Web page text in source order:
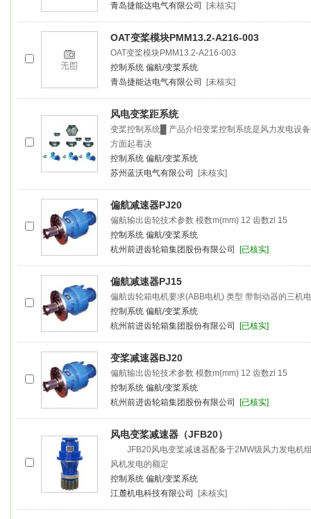
青岛捷能达电气有限公司
[未核实]
OAT变桨模块PMM13.2-A216-003
OAT变桨模块PMM13.2-A216-003
控制系统 偏航/变桨系统
青岛捷能达电气有限公司
[未核实]
风电变桨距系统
变桨控制系统█ 产品介绍变桨控制系统是风力发电设
方面起着决
控制系统 偏航/变桨系统
苏州蓝沃电气有限公司
[未核实]
偏航减速器PJ20
偏航输出齿轮技术参数 模数m(mm) 12 齿数zl 15
控制系统 偏航/变桨系统
杭州前进齿轮箱集团股份有限公司
[已核实]
偏航减速器PJ15
偏航齿轮箱电机要求(ABB电机) 类型 带制动器的三机
控制系统 偏航/变桨系统
杭州前进齿轮箱集团股份有限公司
[已核实]
变桨减速器BJ20
偏航输出齿轮技术参数 模数m(mm) 12 齿数zl 15
控制系统 偏航/变桨系统
杭州前进齿轮箱集团股份有限公司
[已核实]
风电变桨减速器（JFB20）
JFB20风电变桨减速器配备于2MW级风力发电机
风机发电的额定
控制系统 偏航/变桨系统
江麓机电科技有限公司
[未核实]